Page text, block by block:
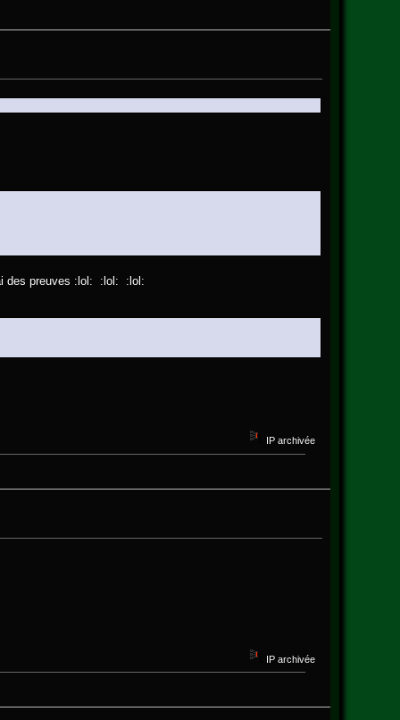
des preuves :lol: :lol: :lol:
IP archivée
IP archivée